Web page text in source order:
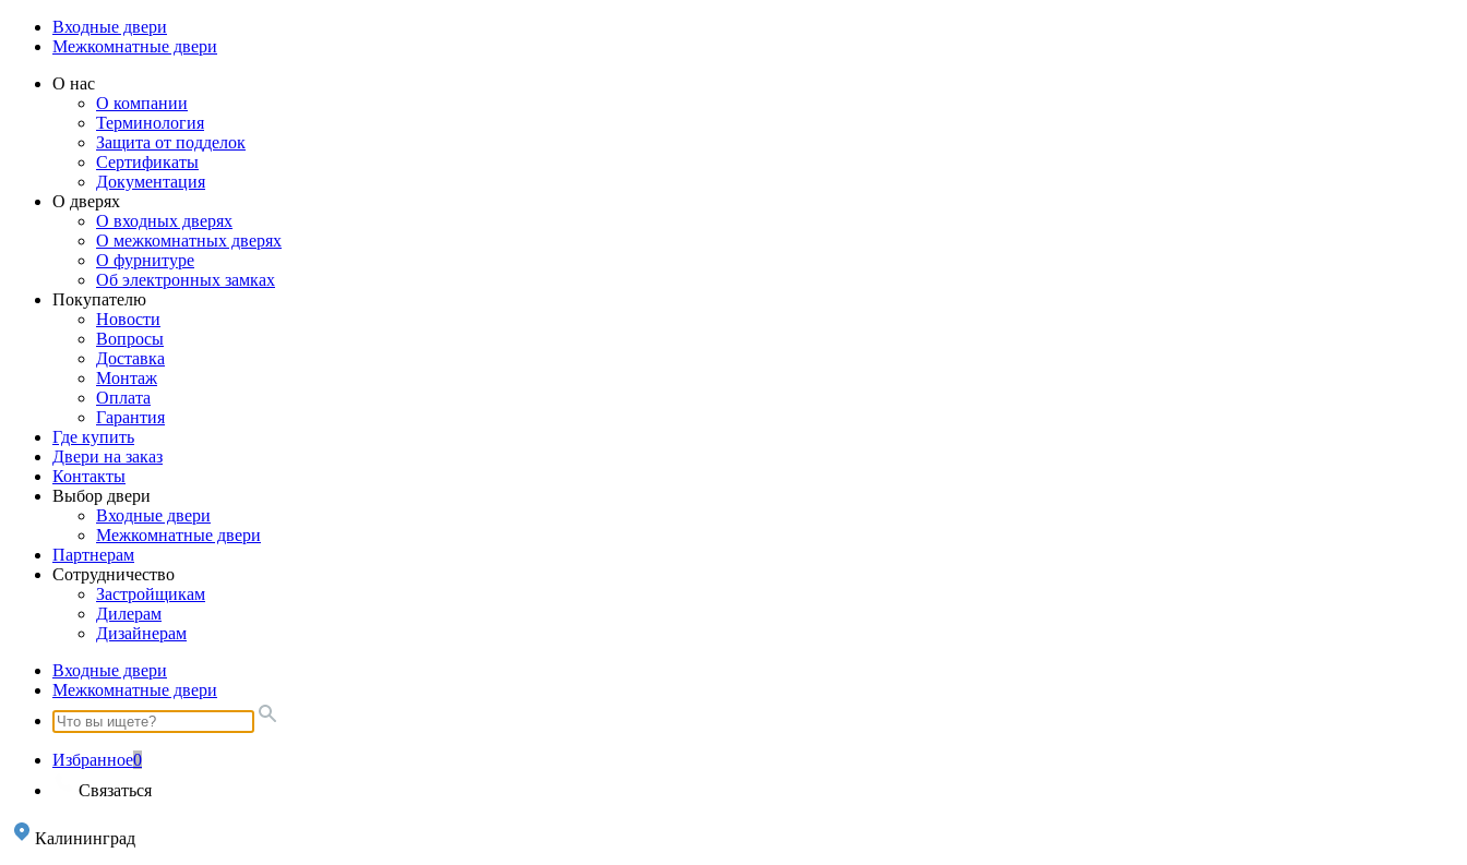
Входные двери
Межкомнатные двери
О нас
О компании
Терминология
Защита от подделок
Сертификаты
Документация
О дверях
О входных дверях
О межкомнатных дверях
О фурнитуре
Об электронных замках
Покупателю
Новости
Вопросы
Доставка
Монтаж
Оплата
Гарантия
Где купить
Двери на заказ
Контакты
Выбор двери
Входные двери
Межкомнатные двери
Партнерам
Сотрудничество
Застройщикам
Дилерам
Дизайнерам
Входные двери
Межкомнатные двери
Избранное0
Связаться
Калининград